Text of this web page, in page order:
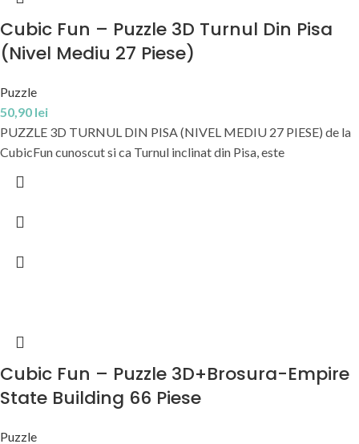
Cubic Fun – Puzzle 3D Turnul Din Pisa
(Nivel Mediu 27 Piese)
Puzzle
50,90 lei
PUZZLE 3D TURNUL DIN PISA (NIVEL MEDIU 27 PIESE) de la
CubicFun cunoscut si ca Turnul inclinat din Pisa, este
Cubic Fun – Puzzle 3D+Brosura-Empire
State Building 66 Piese
Puzzle